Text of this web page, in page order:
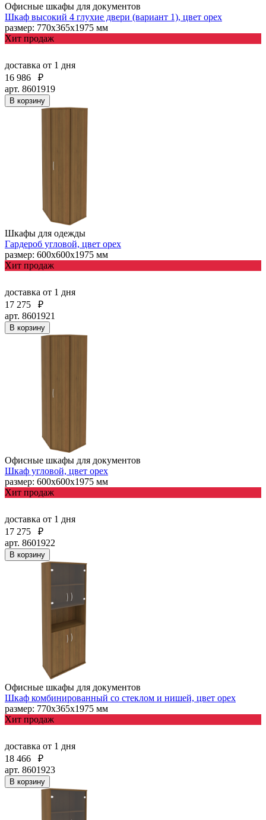
Офисные шкафы для документов
Шкаф высокий 4 глухие двери (вариант 1), цвет орех
размер: 770х365х1975 мм
Хит продаж
доставка от 1 дня
16 986
₽
арт. 8601919
В корзину
Шкафы для одежды
Гардероб угловой, цвет орех
размер: 600х600х1975 мм
Хит продаж
доставка от 1 дня
17 275
₽
арт. 8601921
В корзину
Офисные шкафы для документов
Шкаф угловой, цвет орех
размер: 600х600х1975 мм
Хит продаж
доставка от 1 дня
17 275
₽
арт. 8601922
В корзину
Офисные шкафы для документов
Шкаф комбинированный со стеклом и нишей, цвет орех
размер: 770х365х1975 мм
Хит продаж
доставка от 1 дня
18 466
₽
арт. 8601923
В корзину